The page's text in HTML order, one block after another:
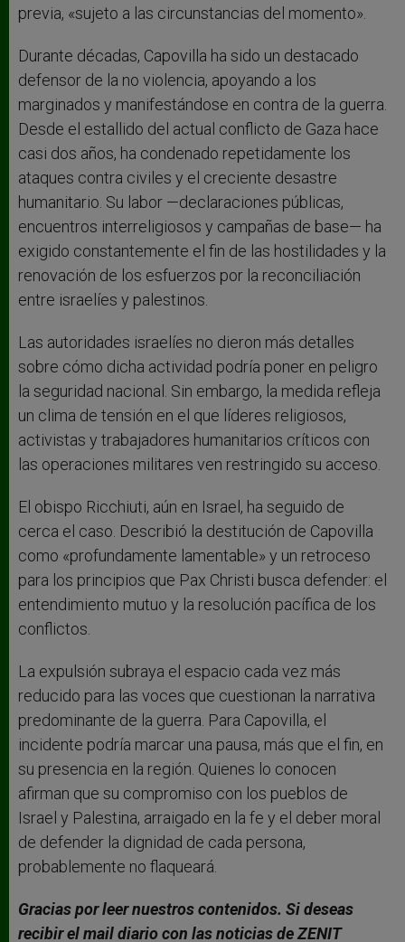
previa, «sujeto a las circunstancias del momento».
Durante décadas, Capovilla ha sido un destacado
defensor de la no violencia, apoyando a los
marginados y manifestándose en contra de la guerra.
Desde el estallido del actual conflicto de Gaza hace
casi dos años, ha condenado repetidamente los
ataques contra civiles y el creciente desastre
humanitario. Su labor —declaraciones públicas,
encuentros interreligiosos y campañas de base— ha
exigido constantemente el fin de las hostilidades y la
renovación de los esfuerzos por la reconciliación
entre israelíes y palestinos.
Las autoridades israelíes no dieron más detalles
sobre cómo dicha actividad podría poner en peligro
la seguridad nacional. Sin embargo, la medida refleja
un clima de tensión en el que líderes religiosos,
activistas y trabajadores humanitarios críticos con
las operaciones militares ven restringido su acceso.
El obispo Ricchiuti, aún en Israel, ha seguido de
cerca el caso. Describió la destitución de Capovilla
como «profundamente lamentable» y un retroceso
para los principios que Pax Christi busca defender: el
entendimiento mutuo y la resolución pacífica de los
conflictos.
La expulsión subraya el espacio cada vez más
reducido para las voces que cuestionan la narrativa
predominante de la guerra. Para Capovilla, el
incidente podría marcar una pausa, más que el fin, en
su presencia en la región. Quienes lo conocen
afirman que su compromiso con los pueblos de
Israel y Palestina, arraigado en la fe y el deber moral
de defender la dignidad de cada persona,
probablemente no flaqueará.
Gracias por leer nuestros contenidos. Si deseas
recibir el mail diario con las noticias de ZENIT